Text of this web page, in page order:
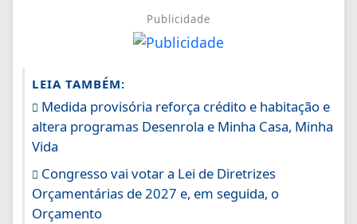
Publicidade
LEIA TAMBÉM:
Medida provisória reforça crédito e habitação e
altera programas Desenrola e Minha Casa, Minha
Vida
Congresso vai votar a Lei de Diretrizes
Orçamentárias de 2027 e, em seguida, o
Orçamento